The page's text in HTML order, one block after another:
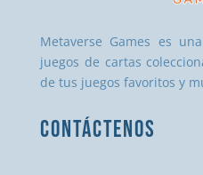
Metaverse Games es
juegos de cartas
de tus juegos favoritos y
CONTÁCTENOS